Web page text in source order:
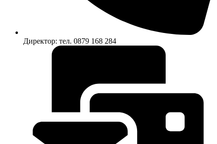
Директор: тел. 0879 168 284